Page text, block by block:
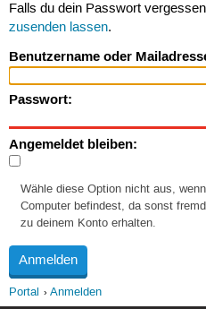
Falls du dein Passwort
zusenden lassen.
Benutzername oder
Passwort:
Angemeldet bleiben:
Wähle diese Option nicht aus,
Computer befindest, da sonst
zu deinem Konto erhalten.
Portal Anmelden